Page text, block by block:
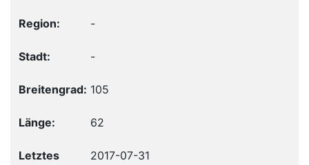
-
-
105
62
2017-07-31